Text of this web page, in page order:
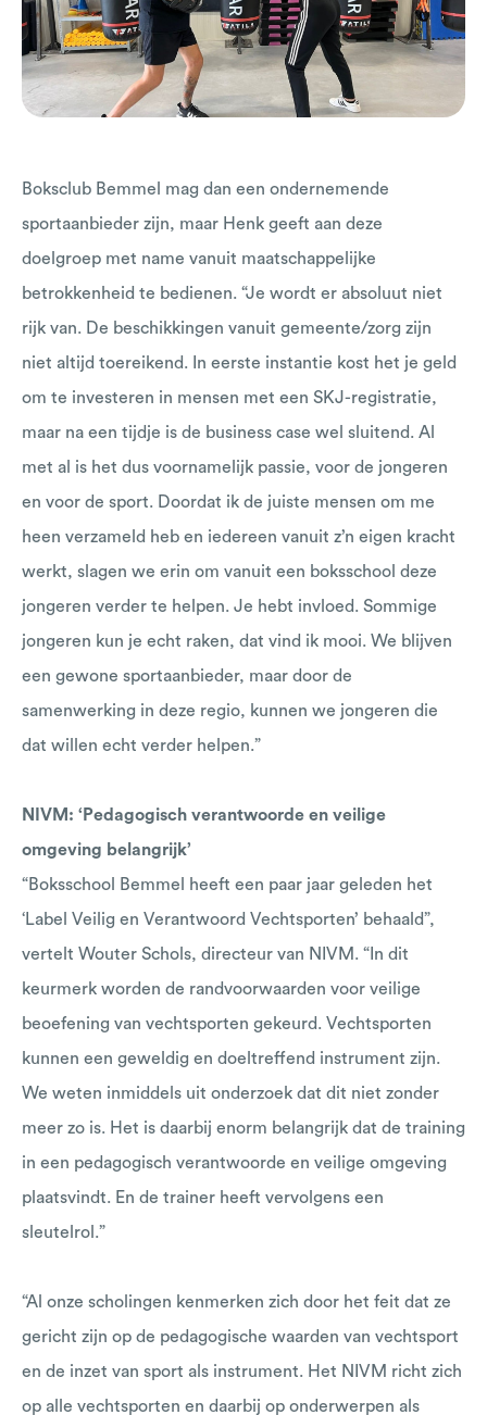
Boksclub Bemmel mag dan een ondernemende
sportaanbieder zijn, maar Henk geeft aan deze
doelgroep met name vanuit maatschappelijke
betrokkenheid te bedienen. “Je wordt er absoluut niet
rijk van. De beschikkingen vanuit gemeente/zorg zijn
niet altijd toereikend. In eerste instantie kost het je geld
om te investeren in mensen met een SKJ-registratie,
maar na een tijdje is de business case wel sluitend. Al
met al is het dus voornamelijk passie, voor de jongeren
en voor de sport. Doordat ik de juiste mensen om me
heen verzameld heb en iedereen vanuit z’n eigen kracht
werkt, slagen we erin om vanuit een boksschool deze
jongeren verder te helpen. Je hebt invloed. Sommige
jongeren kun je echt raken, dat vind ik mooi. We blijven
een gewone sportaanbieder, maar door de
samenwerking in deze regio, kunnen we jongeren die
dat willen echt verder helpen.”
NIVM: ‘Pedagogisch verantwoorde en veilige
omgeving belangrijk’
“Boksschool Bemmel heeft een paar jaar geleden het
‘Label Veilig en Verantwoord Vechtsporten’ behaald”,
vertelt Wouter Schols, directeur van NIVM. “In dit
keurmerk worden de randvoorwaarden voor veilige
beoefening van vechtsporten gekeurd. Vechtsporten
kunnen een geweldig en doeltreffend instrument zijn.
We weten inmiddels uit onderzoek dat dit niet zonder
meer zo is. Het is daarbij enorm belangrijk dat de training
in een pedagogisch verantwoorde en veilige omgeving
plaatsvindt. En de trainer heeft vervolgens een
sleutelrol.”
“Al onze scholingen kenmerken zich door het feit dat ze
gericht zijn op de pedagogische waarden van vechtsport
en de inzet van sport als instrument. Het NIVM richt zich
op alle vechtsporten en daarbij op onderwerpen als